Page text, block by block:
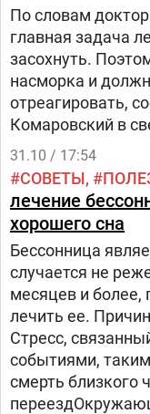
По словам
главная задача
засохнуть.
насморка и
отреагировать,
Комаровский в
31.10 / 17:54
СОВЕТЫ
лечение
хорошего сна
Бессонница
случается не
месяцев и более,
лечить ее.
Стресс,
событиями,
смерть близкого